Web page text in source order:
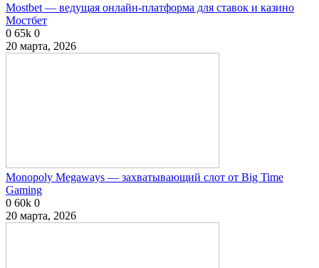
Mostbet — ведущая онлайн-платформа для ставок и казино
Мостбет
0 65k 0
20 марта, 2026
Monopoly Megaways — захватывающий слот от Big Time
Gaming
0 60k 0
20 марта, 2026